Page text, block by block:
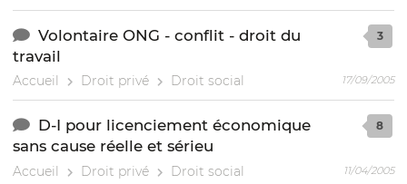
Volontaire ONG - conflit - droit du
travail
Accueil Droit privé Droit social
3
17/09/2005
D-I pour licenciement économique
sans cause réelle et sérieu
Accueil Droit privé Droit social
8
11/04/2005